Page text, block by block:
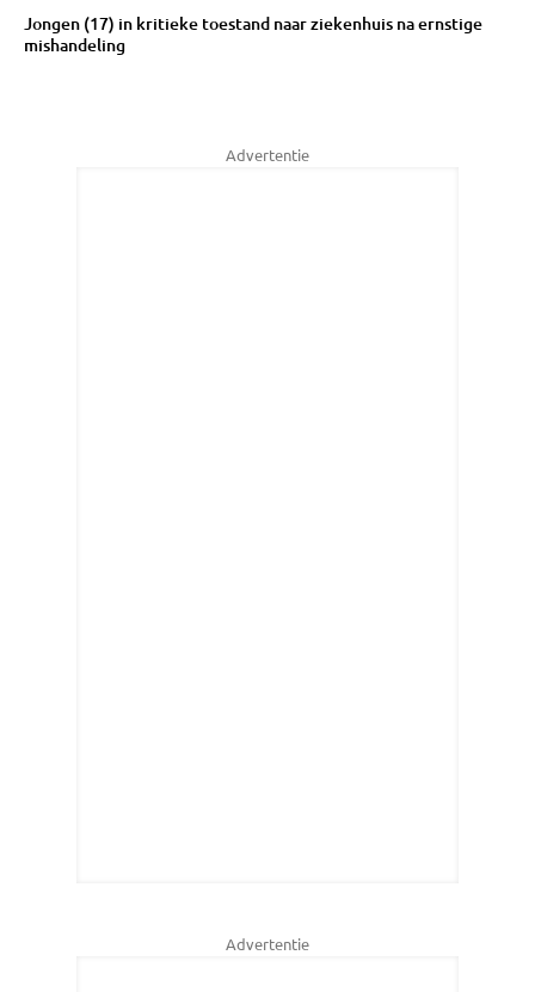
Jongen (17) in kritieke toestand naar ziekenhuis na ernstige
mishandeling
Advertentie
Advertentie